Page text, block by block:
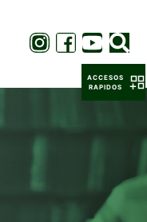
ACCESOS
RAPIDOS